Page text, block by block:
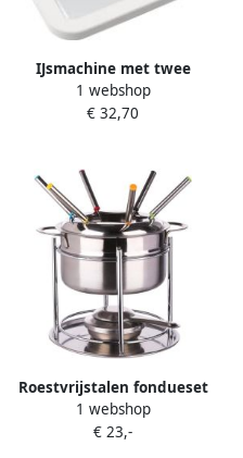
IJsmachine met twee
schrapers. IJsbak.
IJshoorntjesmachine voor
1 webshop
€ 32,70
Roestvrijstalen fondueset
voor 6 personen
Meerkleurig D. 19 x H. 17
1 webshop
€ 23,-